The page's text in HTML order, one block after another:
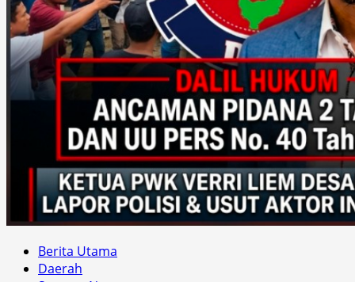
Berita Utama
Daerah